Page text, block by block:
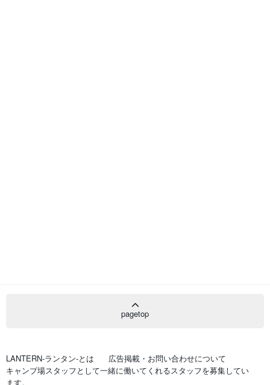
pagetop
LANTERN-ランタン-とは
広告掲載・お問い合わせについて
キャンプ場スタッフとして一緒に働いてくれるスタッフを募集してい
ます。